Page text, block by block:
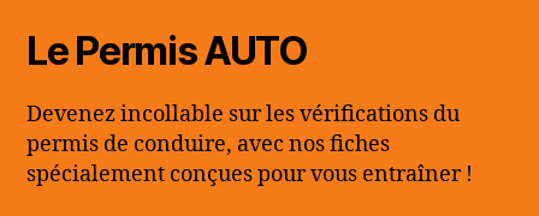
Le Permis AUTO
Devenez incollable sur les vérifications du
permis de conduire, avec nos fiches
spécialement conçues pour vous entraîner !